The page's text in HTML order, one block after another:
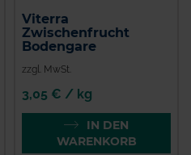
Viterra
Zwischenfrucht
Bodengare
zzgl. MwSt.
3,05 € / kg
IN DEN
WARENKORB